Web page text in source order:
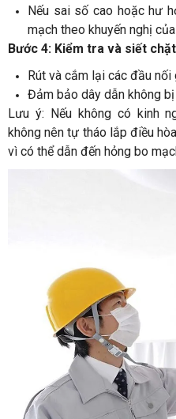
Nếu sai số cao hoặc hư
mạch theo khuyến nghị của
Bước 4: Kiểm tra và siết
Rút và cắm lại các đầu
Đảm bảo dây dẫn không
Lưu ý: Nếu không có kinh
không nên tự tháo lắp điều
vì có thể dẫn đến hỏng bo